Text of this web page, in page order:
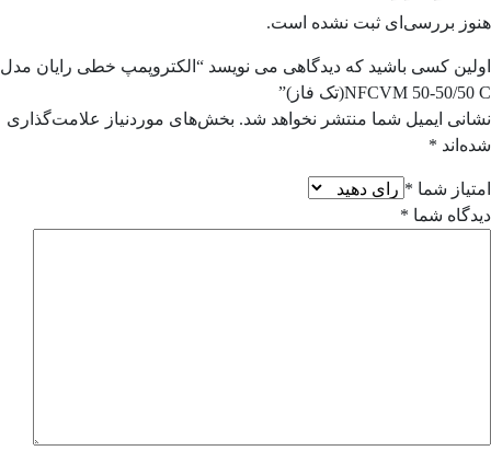
هنوز بررسی‌ای ثبت نشده است.
اولین کسی باشید که دیدگاهی می نویسد “الکتروپمپ خطی رایان مدل
NFCVM 50-50/50 C(تک فاز)”
نشانی ایمیل شما منتشر نخواهد شد. بخش‌های موردنیاز علامت‌گذاری
شده‌اند *
امتیاز شما *
دیدگاه شما *